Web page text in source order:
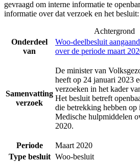
gevraagd om interne informatie te
informatie over dat verzoek en het besluit:
Achtergrond
Onderdeel
van
Woo-deelbesluit
over de periode maart
Samenvatting
verzoek
De minister van
heeft op 24 januari 2023
verzoeken in het kader
Het besluit betreft
die betrekking hebben op
Medische hulpmiddelen
2020.
Periode
Maart 2020
Type besluit Woo-besluit